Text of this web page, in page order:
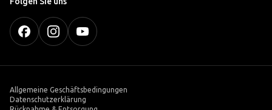
Allgemeine Geschäftsbedingungen
Datenschutzerklärung